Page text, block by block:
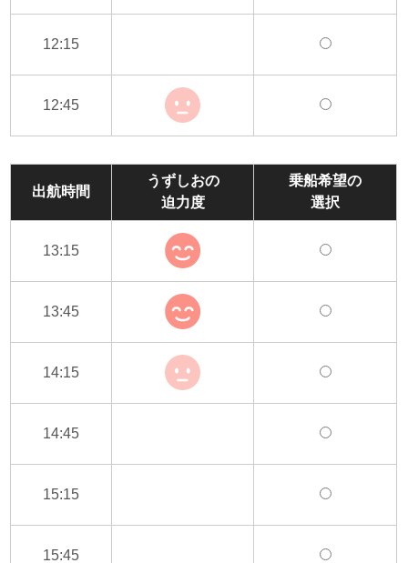
12:15
12:45
出航時間
うずしおの
迫力度
乗船希望の
選択
13:15
13:45
14:15
14:45
15:15
15:45